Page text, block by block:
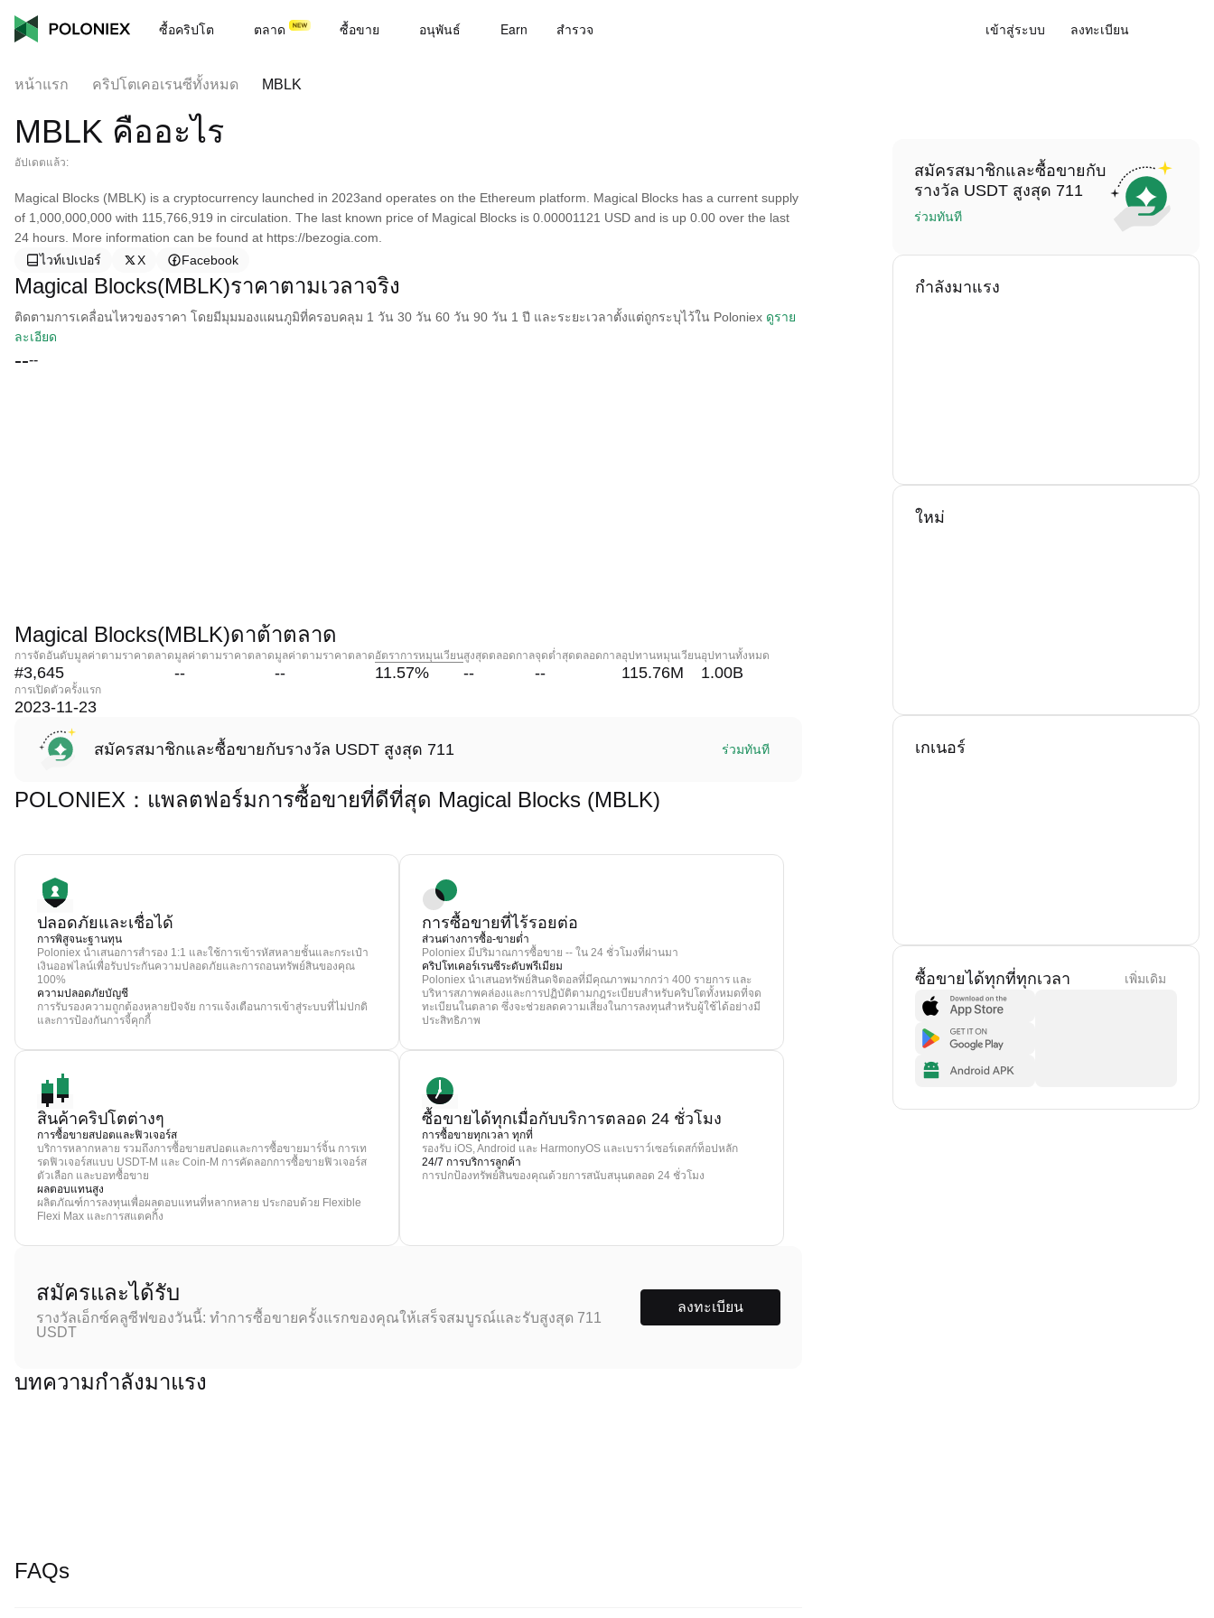
ซื้อคริปโต ตลาด ซื้อขาย อนุพันธ์ Earn สํารวจ เข้าสู่ระบบ ลงทะเบียน
หน้าแรก คริปโตเคอเรนซีทั้งหมด MBLK
MBLK คืออะไร
อัปเดตแล้ว:
Magical Blocks (MBLK) is a cryptocurrency launched in 2023and operates on the Ethereum platform. Magical Blocks has a current supply
of 1,000,000,000 with 115,766,919 in circulation. The last known price of Magical Blocks is 0.00001121 USD and is up 0.00 over the last
24 hours. More information can be found at https://bezogia.com.
ไวท์เปเปอร์
X Facebook
Magical Blocks(MBLK)ราคาตามเวลาจริง
ติดตามการเคลื่อนไหวของราคา โดยมีมุมมองแผนภูมิที่ครอบคลุม 1 วัน 30 วัน 60 วัน 90 วัน 1 ปี และระยะเวลาตั้งแต่ถูกระบุไว้ใน Poloniex ดูราย
ละเอียด
----
Magical Blocks(MBLK)ดาต้าตลาด
การจัดอันดับมูลค่าตามราคาตลาด
#3,645
มูลค่าตามราคาตลาด
--
มูลค่าตามราคาตลาด
--
อัตราการหมุนเวียน
11.57%
สูงสุดตลอดกาล
--
จุดต่ำสุดตลอดกาล
--
อุปทานหมุนเวียน
115.76M
อุปทานทั้งหมด
1.00B
การเปิดตัวครั้งแรก
2023-11-23
สมัครสมาชิกและซื้อขายกับรางวัล USDT สูงสุด 711 ร่วมทันที
POLONIEX：แพลตฟอร์มการซื้อขายที่ดีที่สุด Magical Blocks (MBLK)
ปลอดภัยและเชื่อได้
การพิสูจนะฐานทุน
Poloniex นำเสนอการสำรอง 1:1 และใช้การเข้ารหัสหลายชั้นและกระเป๋า
เงินออฟไลน์เพื่อรับประกันความปลอดภัยและการถอนทรัพย์สินของคุณ
100%
ความปลอดภัยบัญชี
การรับรองความถูกต้องหลายปัจจัย การแจ้งเตือนการเข้าสู่ระบบที่ไม่ปกติ
และการป้องกันการจี้คุกกี้
การซื้อขายที่ไร้รอยต่อ
ส่วนต่างการซื้อ-ขายต่ำ
Poloniex มีปริมาณการซื้อขาย -- ใน 24 ชั่วโมงที่ผ่านมา
คริปโทเคอร์เรนซีระดับพรีเมียม
Poloniex นำเสนอทรัพย์สินดจิตอลที่มีคุณภาพมากกว่า 400 รายการ และ
บริหารสภาพคล่องและการปฏิบัติตามกฎระเบียบสำหรับคริปโตทั้งหมดที่จด
ทะเบียนในตลาด ซึ่งจะช่วยลดความเสี่ยงในการลงทุนสำหรับผู้ใช้ได้อย่างมี
ประสิทธิภาพ
สินค้าคริปโตต่างๆ
การซื้อขายสปอตและฟิวเจอร์ส
บริการหลากหลาย รวมถึงการซื้อขายสปอตและการซื้อขายมาร์จิ้น การเท
รดฟิวเจอร์สแบบ USDT-M และ Coin-M การคัดลอกการซื้อขายฟิวเจอร์ส
ตัวเลือก และบอทซื้อขาย
ผลตอบแทนสูง
ผลิตภัณฑ์การลงทุนเพื่อผลตอบแทนที่หลากหลาย ประกอบด้วย Flexible
Flexi Max และการสแตคกิ้ง
ซื้อขายได้ทุกเมื่อกับบริการตลอด 24 ชั่วโมง
การซื้อขายทุกเวลา ทุกที่
รองรับ iOS, Android และ HarmonyOS และเบราว์เซอร์เดสก์ท็อปหลัก
24/7 การบริการลูกค้า
การปกป้องทรัพย์สินของคุณด้วยการสนับสนุนตลอด 24 ชั่วโมง
สมัครและได้รับ
รางวัลเอ็กซ์คลูซีฟของวันนี้: ทำการซื้อขายครั้งแรกของคุณให้เสร็จสมบูรณ์และรับสูงสุด 711
USDT
ลงทะเบียน
บทความกำลังมาแรง
FAQs
สมัครสมาชิกและซื้อขายกับ
รางวัล USDT สูงสุด 711
ร่วมทันที
กำลังมาแรง
ใหม่
เกเนอร์
ซื้อขายได้ทุกที่ทุกเวลา เพิ่มเดิม